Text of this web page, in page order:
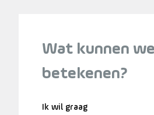
Wat kunnen
betekenen?
Ik wil graag